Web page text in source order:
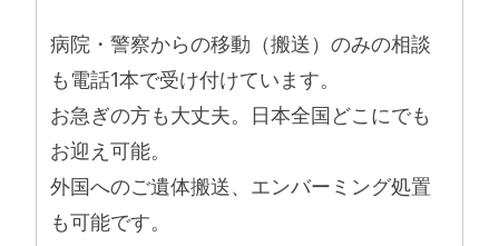
病院・警察からの移動（搬送）のみの相談
も電話1本で受け付けています。
お急ぎの方も大丈夫。日本全国どこにでも
お迎え可能。
外国へのご遺体搬送、エンバーミング処置
も可能です。